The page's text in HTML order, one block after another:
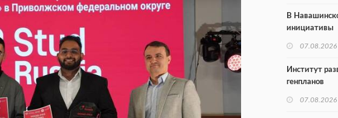
В
инициативы
07.08.2026
Институт
генпланов
07.08.2026